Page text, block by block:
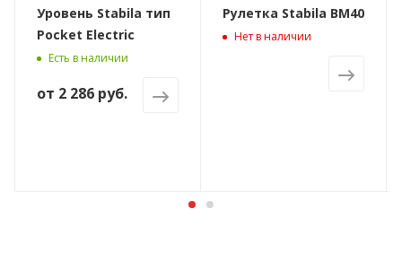
Уровень Stabila тип
Pocket Electric
Есть в наличии
от 2 286 руб.
Рулетка Stabila BM40
Нет в наличии